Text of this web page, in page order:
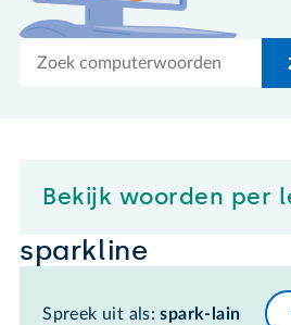
Zoek
Bekijk woorden per
sparkline
Spreek uit als:spark-lain